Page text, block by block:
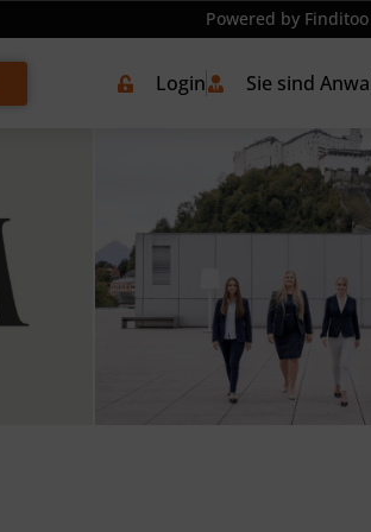
Powered by Finditoo
Login Sie sind